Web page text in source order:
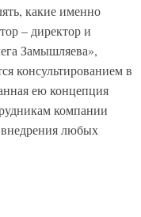
какие именно
– директор и
Замышляева»,
консультированием в
ею концепция
компании
внедрения любых